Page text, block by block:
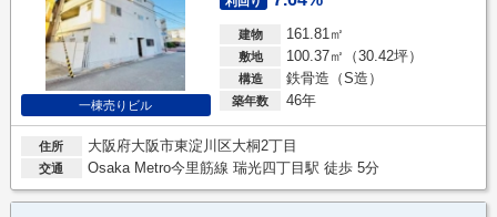
一棟売りビル
建物 161.81㎡
敷地 100.37㎡（30.42坪）
構造 鉄骨造（S造）
築年数 46年
住所 大阪府大阪市東淀川区大桐2丁目
交通 Osaka Metro今里筋線 瑞光四丁目駅 徒歩 5分